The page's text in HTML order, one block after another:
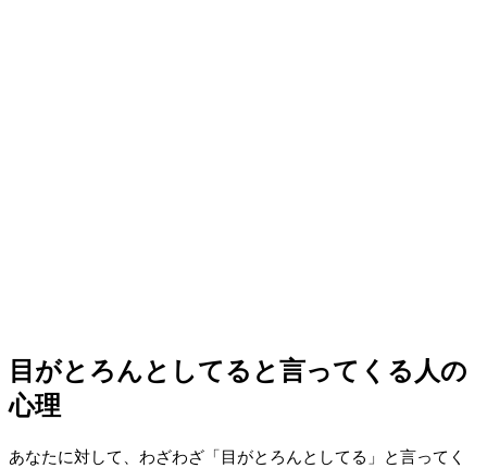
目がとろんとしてると言ってくる人の
心理
あなたに対して、わざわざ「目がとろんとしてる」と言ってく